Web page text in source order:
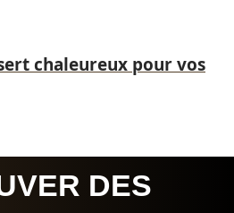
chaleureux pour vos
DES